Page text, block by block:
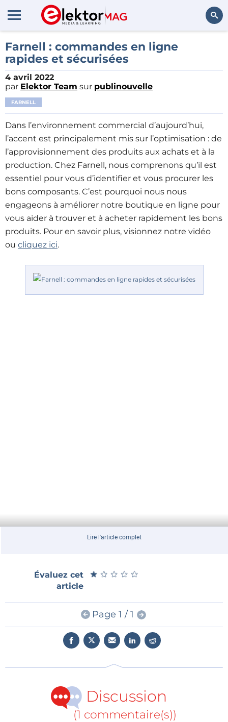
Farnell : commandes en ligne
rapides et sécurisées
4 avril 2022
par Elektor Team sur publinouvelle
FARNELL
Dans l’environnement commercial d’aujourd’hui,
l’accent est principalement mis sur l’optimisation : de
l’approvisionnement des produits aux achats et à la
production. Chez Farnell, nous comprenons qu’il est
essentiel pour vous d’identifier et vous procurer les
bons composants. C’est pourquoi nous nous
engageons à améliorer notre boutique en ligne pour
vous aider à trouver et à acheter rapidement les bons
produits. Pour en savoir plus, visionnez notre vidéo
ou cliquez ici.
Lire l'article complet
Évaluez cet
article
★ ★ ★ ★ ★
★ ★ ★ ★ ★
Page 1 / 1
Discussion
(1 commentaire(s))